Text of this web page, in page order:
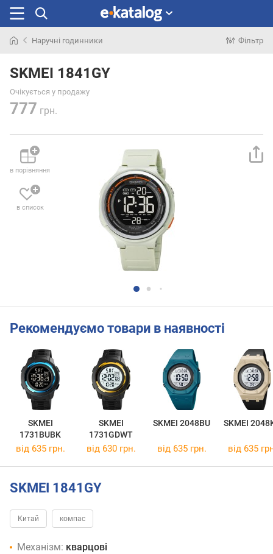
раніше
Наручні годинники Фільтр
SKMEI 1841GY
Очікується у продажу
777 грн.
в порівняння
в список
Рекомендуємо товари в наявності
SKMEI
1731BUBK
SKMEI
1731GDWT
SKMEI 2048BU SKMEI
від 635 грн. від 630 грн. від 635 грн. від 635
SKMEI 1841GY
Китай компас
Механізм: кварцові